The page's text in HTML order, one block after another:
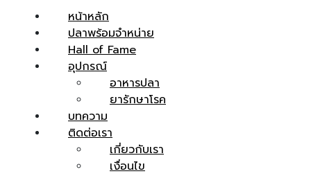
หน้าหลัก
ปลาพร้อมจำหน่าย
Hall of Fame
อุปกรณ์
อาหารปลา
ยารักษาโรค
บทความ
ติดต่อเรา
เกี่ยวกับเรา
เงื่อนไข